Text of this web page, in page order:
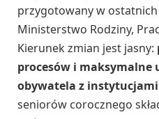
przygotowany w
Ministerstwo Rodziny,
Kierunek zmian jest jasny:
procesów i
obywatela z instytucjami
seniorów corocznego